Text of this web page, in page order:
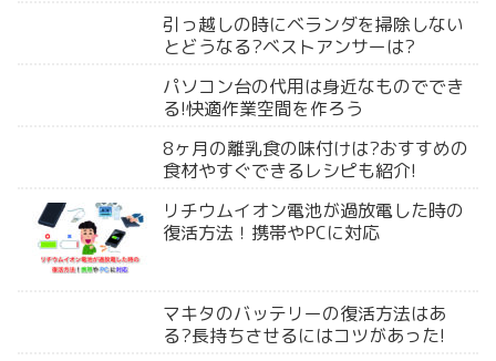
引っ越しの時にベランダを掃除しない
とどうなる?ベストアンサーは?
パソコン台の代用は身近なものででき
る!快適作業空間を作ろう
8ヶ月の離乳食の味付けは?おすすめの
食材やすぐできるレシピも紹介!
リチウムイオン電池が過放電した時の
復活方法！携帯やPCに対応
マキタのバッテリーの復活方法はあ
る?長持ちさせるにはコツがあった!